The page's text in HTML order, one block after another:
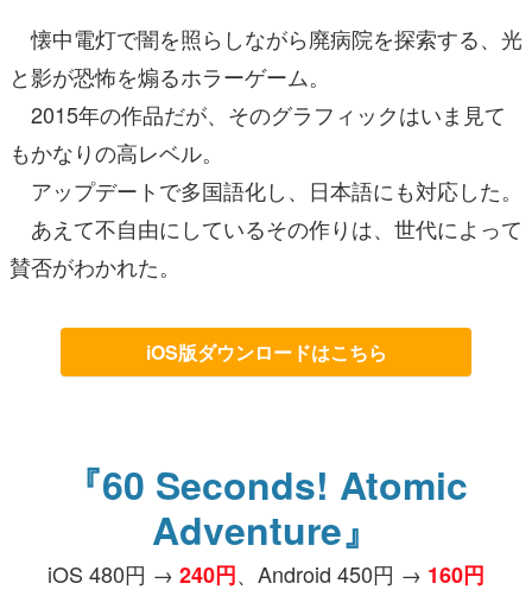
懐中電灯で闇を照らしながら廃病院を探索する、光
と影が恐怖を煽るホラーゲーム。
2015年の作品だが、そのグラフィックはいま見て
もかなりの高レベル。
アップデートで多国語化し、日本語にも対応した。
あえて不自由にしているその作りは、世代によって
賛否がわかれた。
iOS版ダウンロードはこちら
『60 Seconds! Atomic
Adventure』
iOS 480円 → 240円、Android 450円 → 160円